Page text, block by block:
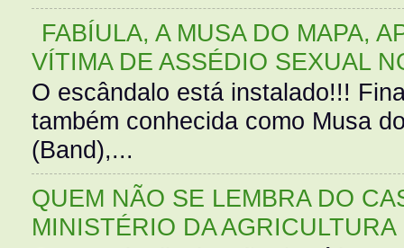
FABÍULA, A MUSA DO MAPA,
VÍTIMA DE ASSÉDIO SEXUAL
O escândalo está instalado!!!
também conhecida como Musa
(Band),...
QUEM NÃO SE LEMBRA DO
MINISTÉRIO DA AGRICULTURA